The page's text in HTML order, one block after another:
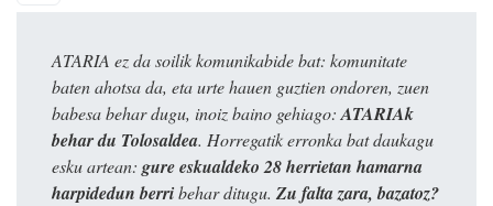
ATARIA ez da soilik komunikabide bat: komunitate
baten ahotsa da, eta urte hauen guztien ondoren, zuen
babesa behar dugu, inoiz baino gehiago: ATARIAk
behar du Tolosaldea. Horregatik erronka bat daukagu
esku artean: gure eskualdeko 28 herrietan hamarna
harpidedun berribehar ditugu. Zu falta zara, bazatoz?